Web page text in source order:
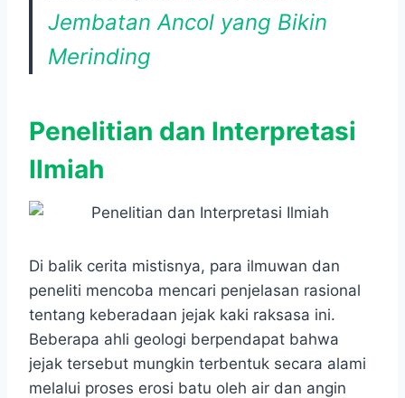
Jembatan Ancol yang Bikin
Merinding
Penelitian dan Interpretasi
Ilmiah
Di balik cerita mistisnya, para ilmuwan dan
peneliti mencoba mencari penjelasan rasional
tentang keberadaan jejak kaki raksasa ini.
Beberapa ahli geologi berpendapat bahwa
jejak tersebut mungkin terbentuk secara alami
melalui proses erosi batu oleh air dan angin